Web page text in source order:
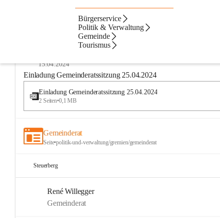
Bürgerservice
Politik & Verwaltung
Gemeinde
Tourismus
Amtstafel
15.04.2024
Einladung Gemeinderatssitzung 25.04.2024
Einladung Gemeinderatssitzung 25.04.2024
2 Seiten•0,1 MB
Gemeinderat
Seite•politik-und-verwaltung/gremien/gemeinderat
Steuerberg
René Willegger
Gemeinderat